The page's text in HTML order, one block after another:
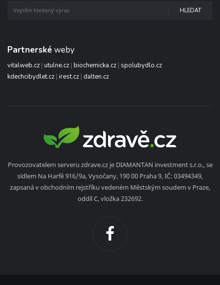
HLEDAT
Partnerské weby
vitalweb.cz | utulne.cz | biochemicka.cz | spolubydlo.cz
kdechcibydlet.cz | irest.cz | dalten.cz
Provozovatelem serveru zdrave.cz je DIAMANTAN investment s.r.o., se
sídlem Na Harfě 916/9a, Vysočany, 190 00 Praha 9, IČ: 03494349,
zapsaná v obchodním rejstříku vedeném Městským soudem v Praze,
oddíl C, vložka 232692.